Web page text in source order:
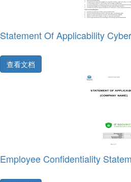
Statement Of Applicability
查看文档
Employee Confidentiality